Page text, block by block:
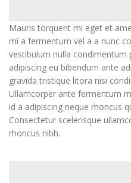
Mauris torquent mi eget et
mi a fermentum vel a a nunc
vestibulum nulla
adipiscing eu bibendum ante
gravida tristique litora nisi
Ullamcorper ante fermentum
id a adipiscing neque rhoncus
Consectetur scelerisque
rhoncus nibh.